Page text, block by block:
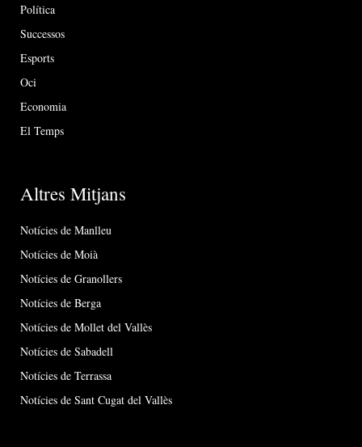
Política
Successos
Esports
Oci
Economia
El Temps
Altres Mitjans
Notícies de Manlleu
Notícies de Moià
Notícies de Granollers
Notícies de Berga
Notícies de Mollet del Vallès
Notícies de Sabadell
Notícies de Terrassa
Notícies de Sant Cugat del Vallès